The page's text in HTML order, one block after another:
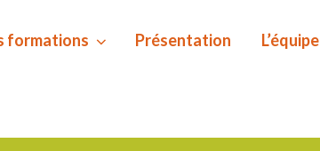
formations Présentation L’équipe